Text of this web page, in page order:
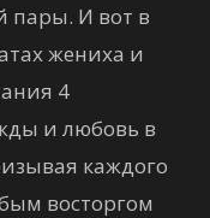
пары. И вот в
жениха и
4
и любовь в
каждого
восторгом